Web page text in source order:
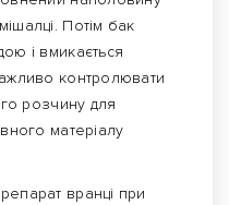
Потім бак
і вмикається
контролювати
розчину для
матеріалу
вранці при